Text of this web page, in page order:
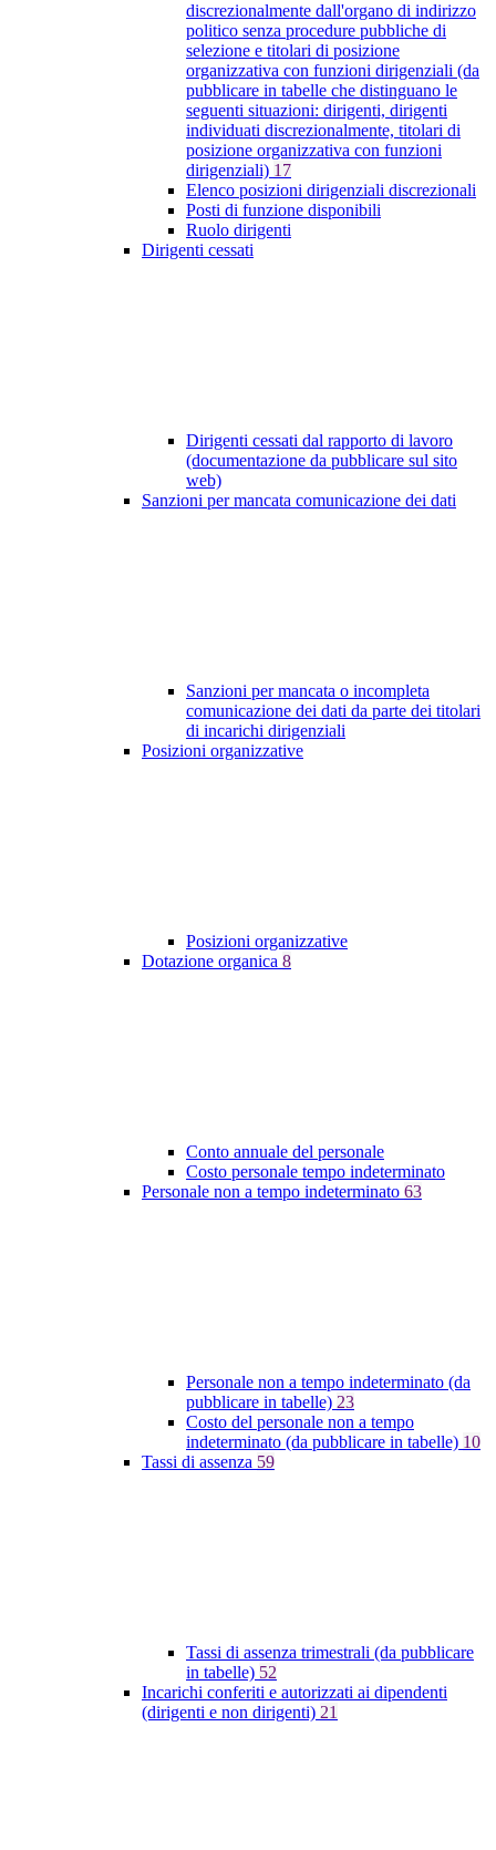
discrezionalmente dall'organo di indirizzo
politico senza procedure pubbliche di
selezione e titolari di posizione
organizzativa con funzioni dirigenziali (da
pubblicare in tabelle che distinguano le
seguenti situazioni: dirigenti, dirigenti
individuati discrezionalmente, titolari di
posizione organizzativa con funzioni
dirigenziali) 17
Elenco posizioni dirigenziali discrezionali
Posti di funzione disponibili
Ruolo dirigenti
Dirigenti cessati
Dirigenti cessati dal rapporto di lavoro
(documentazione da pubblicare sul sito
web)
Sanzioni per mancata comunicazione dei dati
Sanzioni per mancata o incompleta
comunicazione dei dati da parte dei titolari
di incarichi dirigenziali
Posizioni organizzative
Posizioni organizzative
Dotazione organica 8
Conto annuale del personale
Costo personale tempo indeterminato
Personale non a tempo indeterminato 63
Personale non a tempo indeterminato (da
pubblicare in tabelle) 23
Costo del personale non a tempo
indeterminato (da pubblicare in tabelle) 10
Tassi di assenza 59
Tassi di assenza trimestrali (da pubblicare
in tabelle) 52
Incarichi conferiti e autorizzati ai dipendenti
(dirigenti e non dirigenti) 21